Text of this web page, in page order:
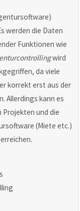
werden die Daten
Funktionen wie
wird
da viele
korrekt erst aus der
Allerdings kann es
Projekten und die
(Miete etc.)